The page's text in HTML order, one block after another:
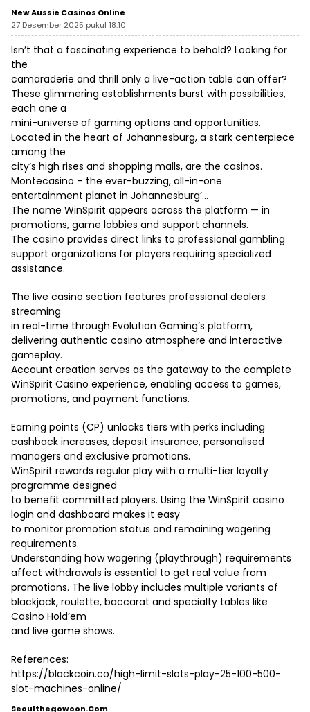
New Aussie Casinos Online
27 Desember 2025 pukul 18:10
Isn’t that a fascinating experience to behold? Looking for
the
camaraderie and thrill only a live-action table can offer?
These glimmering establishments burst with possibilities,
each one a
mini-universe of gaming options and opportunities.
Located in the heart of Johannesburg, a stark centerpiece
among the
city’s high rises and shopping malls, are the casinos.
Montecasino – the ever-buzzing, all-in-one
entertainment planet in Johannesburg’…
The name WinSpirit appears across the platform — in
promotions, game lobbies and support channels.
The casino provides direct links to professional gambling
support organizations for players requiring specialized
assistance.
The live casino section features professional dealers
streaming
in real-time through Evolution Gaming’s platform,
delivering authentic casino atmosphere and interactive
gameplay.
Account creation serves as the gateway to the complete
WinSpirit Casino experience, enabling access to games,
promotions, and payment functions.
Earning points (CP) unlocks tiers with perks including
cashback increases, deposit insurance, personalised
managers and exclusive promotions.
WinSpirit rewards regular play with a multi-tier loyalty
programme designed
to benefit committed players. Using the WinSpirit casino
login and dashboard makes it easy
to monitor promotion status and remaining wagering
requirements.
Understanding how wagering (playthrough) requirements
affect withdrawals is essential to get real value from
promotions. The live lobby includes multiple variants of
blackjack, roulette, baccarat and specialty tables like
Casino Hold’em
and live game shows.
References:
https://blackcoin.co/high-limit-slots-play-25-100-500-
slot-machines-online/
Seoulthegowoon.com